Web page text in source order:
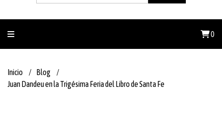
0
Inicio
Blog
Juan Dandeu en la Trigésima Feria del Libro de Santa Fe